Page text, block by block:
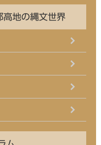
高地の縄文世界